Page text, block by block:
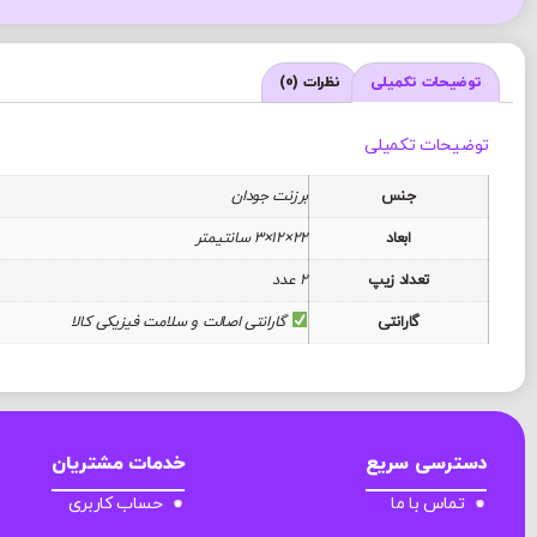
توضیحات تکمیلی نظرات (0)
توضیحات تکمیلی
جنس
برزنت جودان
ابعاد
22×12×3 سانتیمتر
تعداد زیپ
2 عدد
گارانتی
گارانتی اصالت و سلامت فیزیکی کالا
دسترسی سریع
تماس با ما
خدمات مشتریان
حساب کاربری